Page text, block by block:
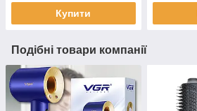
Купити
Подібні товари компанії